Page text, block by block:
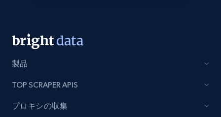
991+ 162+
Lowes.com - Gather data on products using
specified keywords
製品
TOP SCRAPER APIS
プロキシの収集